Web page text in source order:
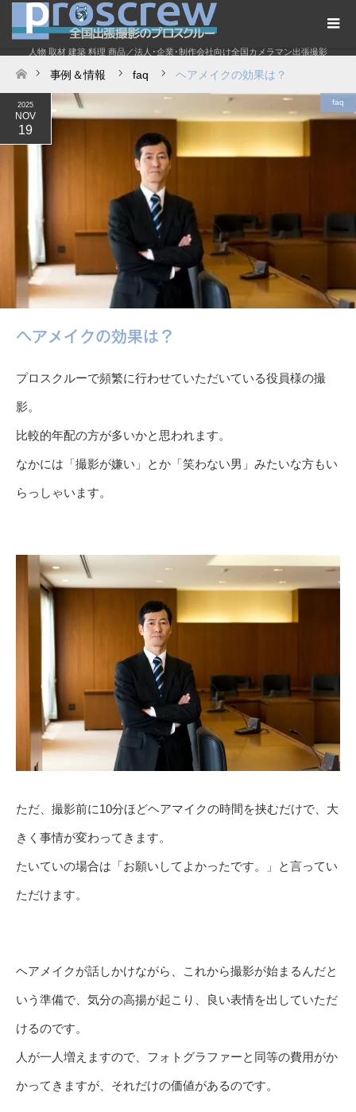
人物 取材 建築 料理 商品／法人･企業･制作会社向け全国カメラマン出張撮影
ホーム
事例＆情報 faq ヘアメイクの効果は？
2025
NOV
19
faq
ヘアメイクの効果は？
プロスクルーで頻繁に行わせていただいている役員様の撮
影。
比較的年配の方が多いかと思われます。
なかには「撮影が嫌い」とか「笑わない男」みたいな方もい
らっしゃいます。
ただ、撮影前に10分ほどヘアマイクの時間を挟むだけで、大
きく事情が変わってきます。
たいていの場合は「お願いしてよかったです。」と言ってい
ただけます。
ヘアメイクが話しかけながら、これから撮影が始まるんだと
いう準備で、気分の高揚が起こり、良い表情を出していただ
けるのです。
人が一人増えますので、フォトグラファーと同等の費用がか
かってきますが、それだけの価値があるのです。